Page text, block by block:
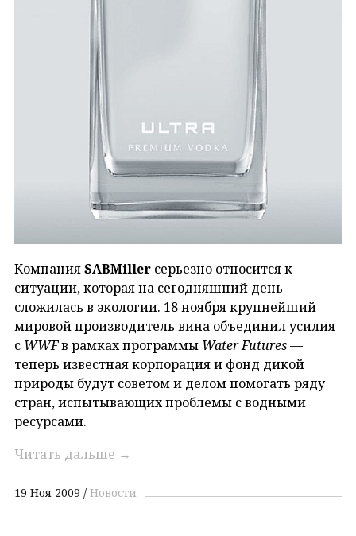
КомпанияSABMiller серьезно относится к
ситуации, которая на сегодняшний день
сложилась в экологии. 18 ноября крупнейший
мировой производитель вина объединил усилия
с WWFв рамках программы Water Futures—
теперь известная корпорация и фонд дикой
природы будут советом и делом помогать ряду
стран, испытывающих проблемы с водными
ресурсами.
Читать дальше →
19 Ноя 2009 Новости